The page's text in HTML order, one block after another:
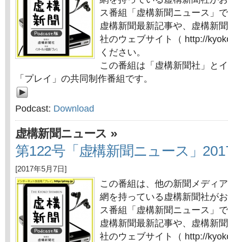
ス番組「虚構新聞ニュース」
虚構新聞最新記事や、虚構新
社のウェブサイト（ http://
ください。
この番組は「虚構新聞社」と
「プレイ」の共同制作番組です。
Podcast: Download
虚構新聞ニュース »
第122号「虚構新聞ニュース」
[2017年5月7日]
この番組は、他の新聞メディ
網を持っている虚構新聞社が
ス番組「虚構新聞ニュース」
虚構新聞最新記事や、虚構新
社のウェブサイト（ http://